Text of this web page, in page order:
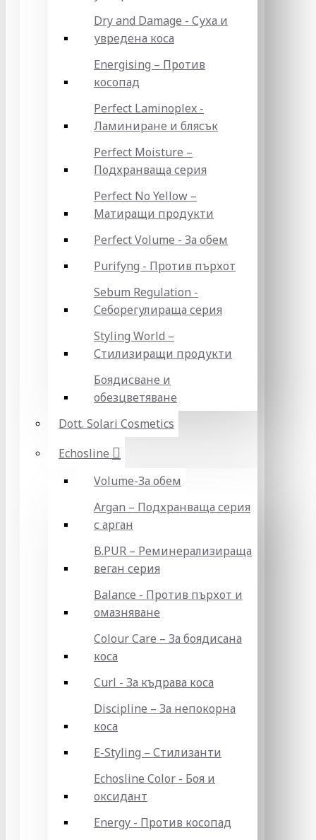
Dry and Damage - Суха и
увредена коса
Energising – Против
косопад
Perfect Laminoplex -
Ламиниране и блясък
Perfect Moisture –
Подхранваща серия
Perfect No Yellow –
Матиращи продукти
Perfect Volume - За обем
Purifyng - Против пърхот
Sebum Regulation -
Себорегулираща серия
Styling World –
Стилизиращи продукти
Боядисване и
обезцветяване
Dott. Solari Cosmetics
Echosline
Volume-За обем
Argan – Подхранваща серия
с арган
B.PUR – Реминерализираща
веган серия
Balance - Против пърхот и
омазняване
Colour Care – За боядисана
коса
Curl - За къдрава коса
Discipline – За непокорна
коса
E-Styling – Стилизанти
Echosline Color - Боя и
оксидант
Energy - Против косопад